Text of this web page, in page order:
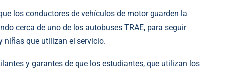
los conductores de vehículos de motor guarden la
cerca de uno de los autobuses TRAE, para seguir
niñas que utilizan el servicio.
y garantes de que los estudiantes, que utilizan los